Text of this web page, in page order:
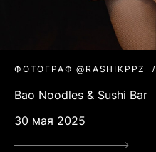
ФОТОГРАФ @RASHIKPPZ
Bao Noodles & Sushi Bar
30 мая 2025